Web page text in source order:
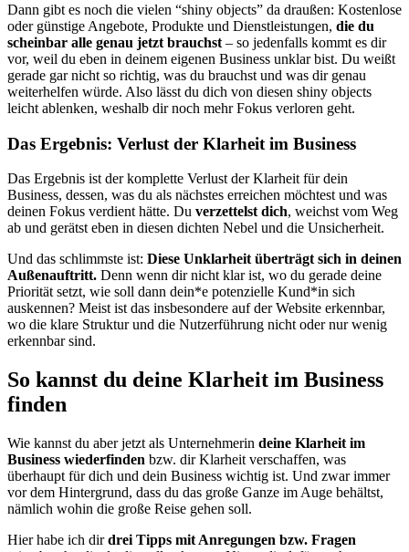
Dann gibt es noch die vielen “shiny objects” da draußen: Kostenlose
oder günstige Angebote, Produkte und Dienstleistungen, die du
scheinbar alle genau jetzt brauchst – so jedenfalls kommt es dir
vor, weil du eben in deinem eigenen Business unklar bist. Du weißt
gerade gar nicht so richtig, was du brauchst und was dir genau
weiterhelfen würde. Also lässt du dich von diesen shiny objects
leicht ablenken, weshalb dir noch mehr Fokus verloren geht.
Das Ergebnis: Verlust der Klarheit im Business
Das Ergebnis ist der komplette Verlust der Klarheit für dein
Business, dessen, was du als nächstes erreichen möchtest und was
deinen Fokus verdient hätte. Du verzettelst dich, weichst vom Weg
ab und gerätst eben in diesen dichten Nebel und die Unsicherheit.
Und das schlimmste ist: Diese Unklarheit überträgt sich in deinen
Außenauftritt. Denn wenn dir nicht klar ist, wo du gerade deine
Priorität setzt, wie soll dann dein*e potenzielle Kund*in sich
auskennen? Meist ist das insbesondere auf der Website erkennbar,
wo die klare Struktur und die Nutzerführung nicht oder nur wenig
erkennbar sind.
So kannst du deine Klarheit im Business
finden
Wie kannst du aber jetzt als Unternehmerin deine Klarheit im
Business wiederfinden bzw. dir Klarheit verschaffen, was
überhaupt für dich und dein Business wichtig ist. Und zwar immer
vor dem Hintergrund, dass du das große Ganze im Auge behältst,
nämlich wohin die große Reise gehen soll.
Hier habe ich dirdrei Tipps mit Anregungen bzw. Fragen